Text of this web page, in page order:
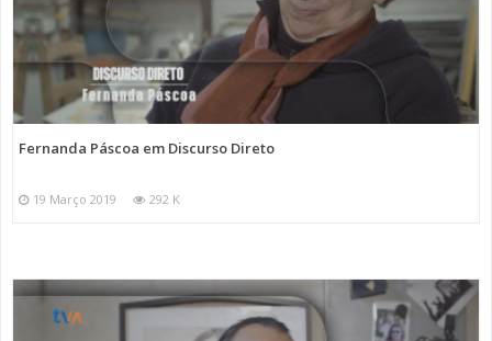
Fernanda Páscoa em Discurso Direto
19 Março 2019 292 K